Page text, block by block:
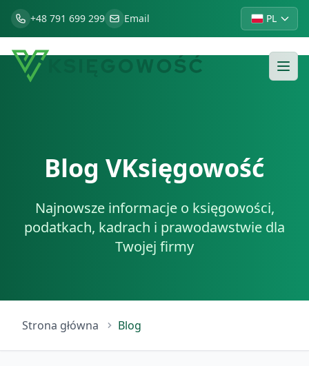
+48 791 699 299 Email PL
Blog VKsięgowość
Najnowsze informacje o księgowości,
podatkach, kadrach i prawodawstwie dla
Twojej firmy
Strona główna Blog